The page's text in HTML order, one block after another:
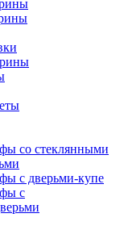
со стеклянными
с дверьми-купе
с